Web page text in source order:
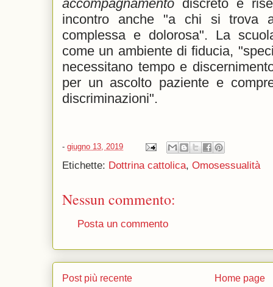
accompagnamento discreto e
incontro anche "a chi si trova
complessa e dolorosa". La
come un ambiente di fiducia,
necessitano tempo e
per un ascolto paziente e
discriminazioni".
- giugno 13, 2019
Etichette: Dottrina cattolica, Omosessualità
Nessun commento:
Posta un commento
Post più recente Home page